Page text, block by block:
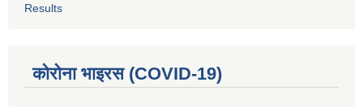
Results
कोरोना भाइरस (COVID-19)